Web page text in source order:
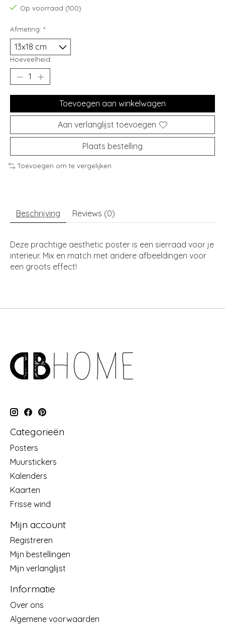
Op voorraad (100)
Afmeting: *
Hoeveelheid:
Toevoegen aan winkelwagen
Aan verlanglijst toevoegen
Plaats bestelling
Toevoegen om te vergelijken
Beschrijving Reviews (0)
Deze prachtige aesthetic poster is een sierraad voor je
interieur. Mix en match met andere afbeeldingen voor
een groots effect!
Categorieën
Posters
Muurstickers
Kalenders
Kaarten
Frisse wind
Mijn account
Registreren
Mijn bestellingen
Mijn verlanglijst
Informatie
Over ons
Algemene voorwaarden